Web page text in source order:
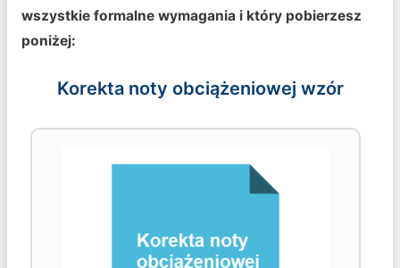
wszystkie formalne wymagania i który pobierzesz
poniżej:
Korekta noty obciążeniowej wzór